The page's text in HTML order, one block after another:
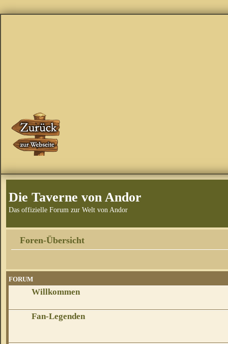
Die Taverne von Andor
Das offizielle Forum zur Welt von Andor
Foren-Übersicht
FORUM
Willkommen
Fan-Legenden